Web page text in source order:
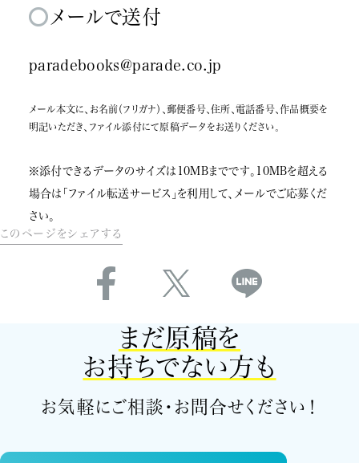
場合
果測定の精度向上等の目的でGoogle拡張コンバージ
個人情報を提供することがあります。個人情報はハッシ
的で使用されることはありません。
5.ご本人の照会
お客さまがご本人の個人情報の照会・修正・削除など
え、対応させていただきます。
パレードブックスでは、お客さまがサイトを訪問された
際の閲覧・行動履歴の情報を取得するために、Cookie
という仕組みを利用していますが、GoogleやYahoo!は
Cookieを利用する場合があります。Cookie機能はお
が、これによりインターネット上の各種サービスの利用
メールで送付
paradebooks@parade.co.jp
メール本文に、お名前（フリガナ）、郵便番号、住所、電話番号、作品概要を
明記いただき、ファイル添付にて原稿データをお送りください。
※添付できるデータのサイズは10MBまでです。10MBを超える
場合は「 ファイル転送サービス 」を利用して、メールでご応募くだ
さい。
このページをシェアする
まだ原稿を
お持ちでない方も
お気軽にご相談・お問合せください！